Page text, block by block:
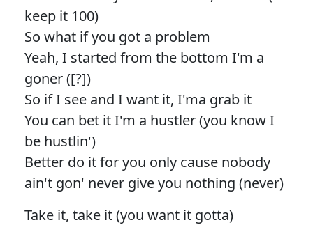
keep it 100)
So what if you got a problem
Yeah, I started from the bottom I'm a
goner ([?])
So if I see and I want it, I'ma grab it
You can bet it I'm a hustler (you know I
be hustlin')
Better do it for you only cause nobody
ain't gon' never give you nothing (never)
Take it, take it (you want it gotta)